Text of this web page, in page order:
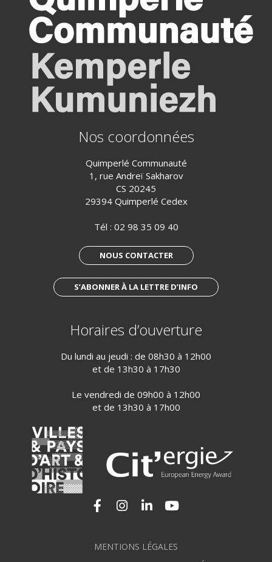
Nos coordonnées
Quimperlé Communauté
1, rue Andreï Sakharov
CS 20245
29394 Quimperlé Cedex
Tél : 02 98 35 09 40
NOUS CONTACTER
S’ABONNER À LA LETTRE D’INFO
Horaires d’ouverture
Du lundi au jeudi : de 08h30 à 12h00
et de 13h30 à 17h30
Le vendredi de 09h00 à 12h00
et de 13h30 à 17h00
Lien vers le compte Facebook
Lien vers le compte Instagram
Lien vers le compte
MENTIONS LÉGALES